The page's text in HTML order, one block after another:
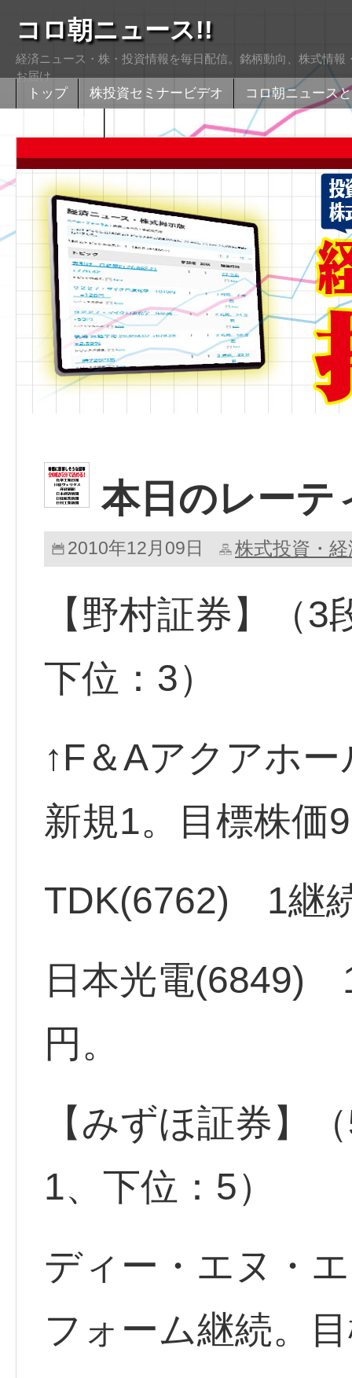
コロ朝ニュース!!
経済ニュース・株・投資情報を毎日配信。銘柄動向、株式情
お届け
トップ 株投資セミナービデオ
コロ朝ニュース
本日のレーテ
2010年12月09日 株式投資・
【野村証券】（
下位：3）
↑F＆Aアクアホ
新規1。目標株価
TDK(6762) 1継
日本光電(6849)
円。
【みずほ証券】
1、下位：5）
ディー・エヌ・
フォーム継続。